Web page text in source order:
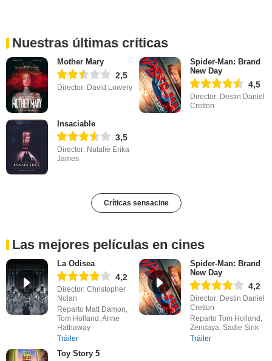
Nuestras últimas críticas
Mother Mary
2,5
Director: David Lowery
Spider-Man: Brand
New Day
4,5
Director: Destin Daniel
Cretton
Insaciable
3,5
Director: Natalie Erika
James
Críticas sensacine
Las mejores películas en cines
La Odisea
4,2
Director: Christopher
Nolan
Reparto Matt Damon,
Tom Holland, Anne
Hathaway
Tráiler
Spider-Man: Brand
New Day
4,2
Director: Destin Daniel
Cretton
Reparto Tom Holland,
Zendaya, Sadie Sink
Tráiler
Toy Story 5